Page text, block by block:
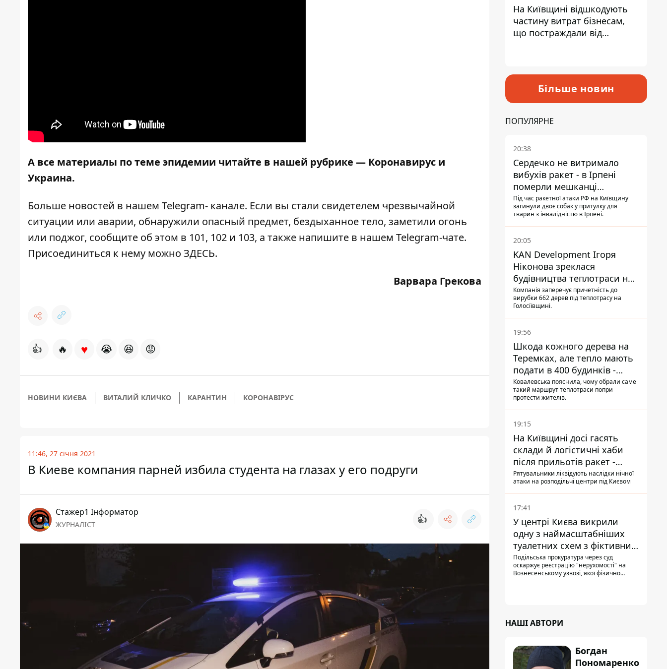
А все материалы по теме эпидемии читайте в нашей рубрике — Коронавирус и
Украина.
Больше новостей в нашем Telegram- канале. Если вы стали свидетелем чрезвычайной
ситуации или аварии, обнаружили опасный предмет, бездыханное тело, заметили огонь
или поджог, сообщите об этом в 101, 102 и 103, а также напишите в нашем Telegram-чате.
Присоединиться к нему можно ЗДЕСЬ.
Варвара Грекова
👍 🔥 ♥ 😭 😆 😡
НОВИНИ КИЄВА ВИТАЛИЙ КЛИЧКО КАРАНТИН КОРОНАВІРУС
11:46, 27 січня 2021
В Киеве компания парней избила студента на глазах у его подруги
Стажер1 Інформатор
ЖУРНАЛІСТ 👍
На Київщині відшкодують
частину витрат бізнесам,
що постраждали від
Більше новин
ПОПУЛЯРНЕ
20:38
Сердечко не витримало
вибухів ракет - в Ірпені
померли мешканці
притулку для собак з
інвалідністю
Під час ракетної атаки РФ на Київщину
загинули двоє собак у притулку для
тварин з інвалідністю в Ірпені.
20:05
KAN Development Ігоря
Ніконова зреклася
будівництва теплотраси на
Теремках
Компанія заперечує причетність до
вирубки 662 дерев під теплотрасу на
Голосіївщині.
19:56
Шкода кожного дерева на
Теремках, але тепло мають
подати в 400 будинків -
депутатка Київради
Ковалевська пояснила, чому обрали саме
такий маршрут теплотраси попри
протести жителів.
19:15
На Київщині досі гасять
склади й логістичні хаби
після прильотів ракет -
ДСНС
Рятувальники ліквідують наслідки нічної
атаки на розподільчі центри під Києвом
17:41
У центрі Києва викрили
одну з наймасштабніших
туалетних схем з фіктивним
будинком
Подільська прокуратура через суд
оскаржує реєстрацію "нерухомості" на
Вознесенському узвозі, якої фізично
НАШІ АВТОРИ
Богдан
Пономаренко